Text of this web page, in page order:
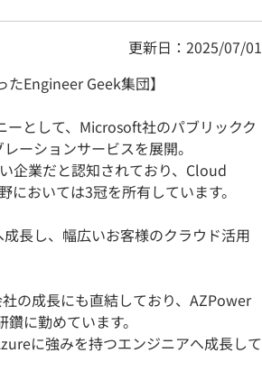
更新日：2025/07/01
Engineer Geek集団】
として、Microsoft社のパブリックク
ーションサービスを展開。
企業だと認知されており、Cloud
おいては3冠を所有しています。
長し、幅広いお客様のクラウド活用
の成長にも直結しており、AZPower
に勤めています。
に強みを持つエンジニアへ成長して